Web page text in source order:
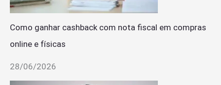
Como ganhar cashback com nota fiscal em compras
online e físicas
28/06/2026